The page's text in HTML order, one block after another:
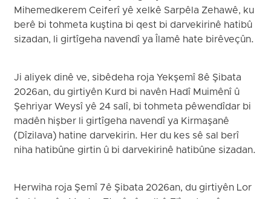
Mihemedkerem Ceiferî yê xelkê Sarpêla Zehawê, ku
berê bi tohmeta kuştina bi qest bi darvekirinê hatibû
sizadan, li girtîgeha navendî ya Îlamê hate birêveçûn.
Ji aliyek dinê ve, sibêdeha roja Yekşemî 8ê Şibata
2026an, du girtiyên Kurd bi navên Hadî Muimênî û
Şehriyar Weysî yê 24 salî, bi tohmeta pêwendîdar bi
madên hişber li girtîgeha navendî ya Kirmaşanê
(Dîzilava) hatine darvekirin. Her du kes sê sal berî
niha hatibûne girtin û bi darvekirinê hatibûne sizadan.
Herwiha roja Şemî 7ê Şibata 2026an, du girtiyên Lor